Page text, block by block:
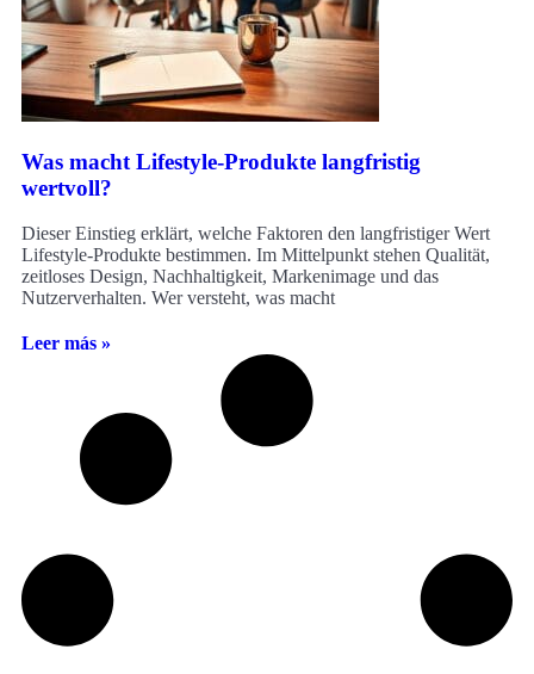
Was macht Lifestyle-Produkte langfristig
wertvoll?
Dieser Einstieg erklärt, welche Faktoren den langfristiger Wert
Lifestyle-Produkte bestimmen. Im Mittelpunkt stehen Qualität,
zeitloses Design, Nachhaltigkeit, Markenimage und das
Nutzerverhalten. Wer versteht, was macht
Leer más »